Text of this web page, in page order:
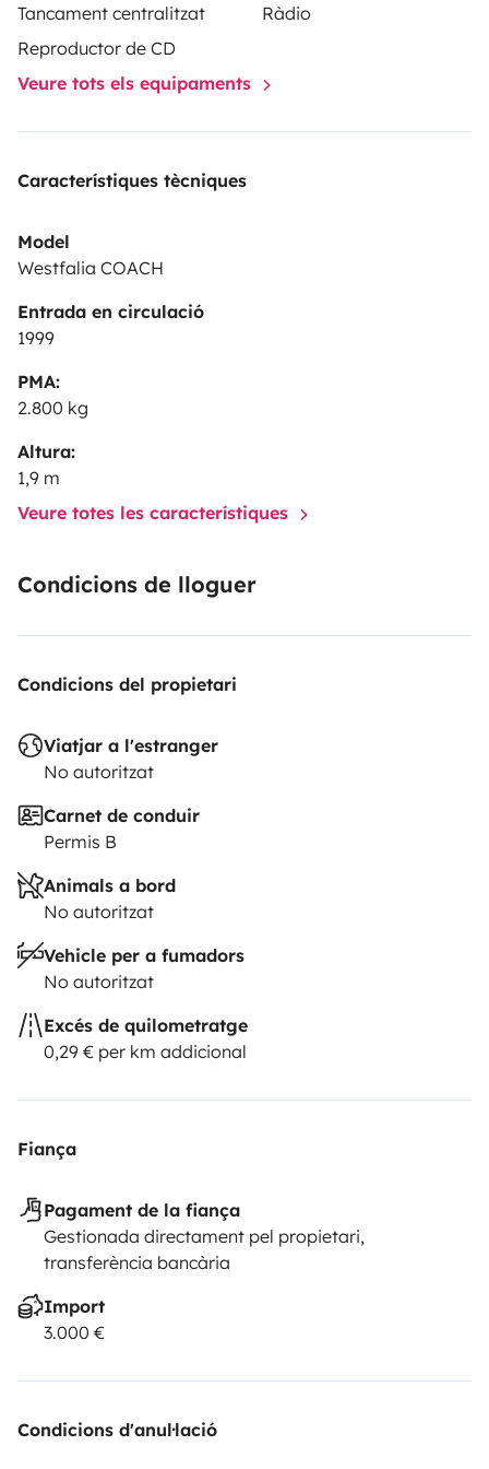
cylindre)et forcément la vidange et nettoyage des
filtres annuels ;-) CT de 2026 OK.
que du 5 au 21 août 2023.
Tancament centralitzat
Ràdio
Reproductor de CD
Veure tots els equipaments
Característiques tècniques
Model
Westfalia COACH
Entrada en circulació
1999
PMA:
2.800 kg
Altura:
1,9 m
Veure totes les característiques
Condicions de lloguer
Condicions del propietari
Viatjar a l'estranger
No autoritzat
Carnet de conduir
Permis B
Animals a bord
No autoritzat
Vehicle per a fumadors
No autoritzat
Excés de quilometratge
0,29 € per km addicional
Fiança
Pagament de la fiança
Gestionada directament pel propietari,
transferència bancària
Import
3.000 €
Condicions d'anul·lació